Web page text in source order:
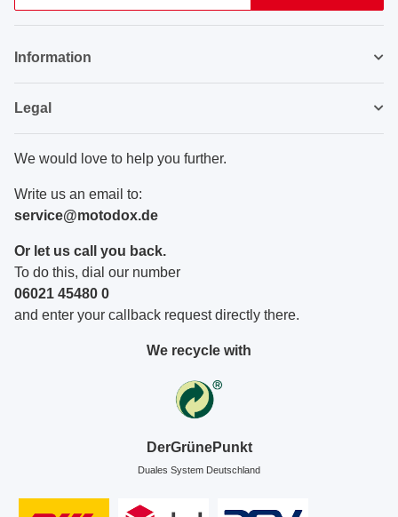
Information
Legal
We would love to help you further.
Write us an email to:
service@motodox.de
Or let us call you back.
To do this, dial our number
06021 45480 0
and enter your callback request directly there.
We recycle with
DerGrünePunkt
Duales System Deutschland